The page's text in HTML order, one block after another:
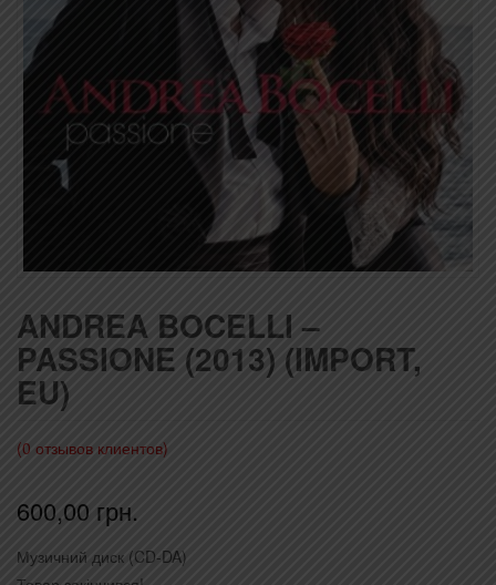
ANDREA BOCELLI –
PASSIONE (2013) (IMPORT,
EU)
(0 отзывов клиентов)
600,00 грн.
Музичний диск (CD-DA)